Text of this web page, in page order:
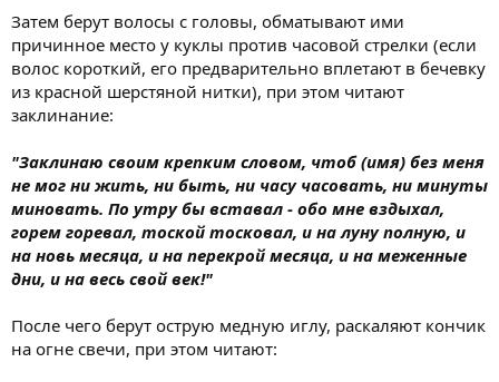
Затем берут волосы с головы, обматывают ими
причинное место у куклы против часовой стрелки (если
волос короткий, его предварительно вплетают в бечевку
из красной шерстяной нитки), при этом читают
заклинание:
"Заклинаю своим крепким словом, чтоб (имя) без меня
не мог ни жить, ни быть, ни часу часовать, ни минуты
миновать. По утру бы вставал - обо мне вздыхал,
горем горевал, тоской тосковал, и на луну полную, и
на новь месяца, и на перекрой месяца, и на меженные
дни, и на весь свой век!"
После чего берут острую медную иглу, раскаляют кончик
на огне свечи, при этом читают: